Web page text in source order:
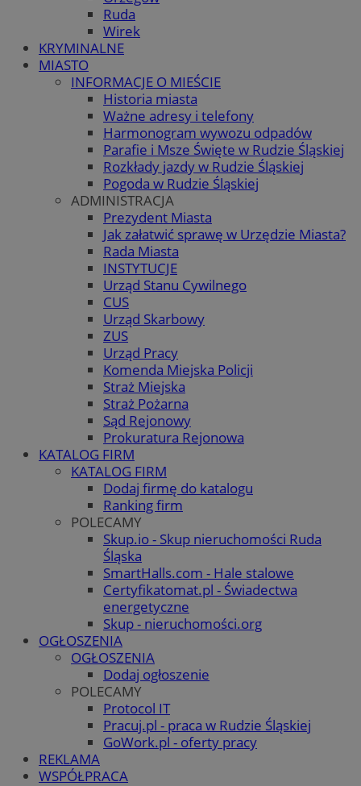
Ruda
Wirek
KRYMINALNE
MIASTO
INFORMACJE O MIEŚCIE
Historia miasta
Ważne adresy i telefony
Harmonogram wywozu odpadów
Parafie i Msze Święte w Rudzie Śląskiej
Rozkłady jazdy w Rudzie Śląskiej
Pogoda w Rudzie Śląskiej
ADMINISTRACJA
Prezydent Miasta
Jak załatwić sprawę w Urzędzie Miasta?
Rada Miasta
INSTYTUCJE
Urząd Stanu Cywilnego
CUS
Urząd Skarbowy
ZUS
Urząd Pracy
Komenda Miejska Policji
Straż Miejska
Straż Pożarna
Sąd Rejonowy
Prokuratura Rejonowa
KATALOG FIRM
KATALOG FIRM
Dodaj firmę do katalogu
Ranking firm
POLECAMY
Skup.io - Skup nieruchomości Ruda
Śląska
SmartHalls.com - Hale stalowe
Certyfikatomat.pl - Świadectwa
energetyczne
Skup - nieruchomości.org
OGŁOSZENIA
OGŁOSZENIA
Dodaj ogłoszenie
POLECAMY
Protocol IT
Pracuj.pl - praca w Rudzie Śląskiej
GoWork.pl - oferty pracy
REKLAMA
WSPÓŁPRACA